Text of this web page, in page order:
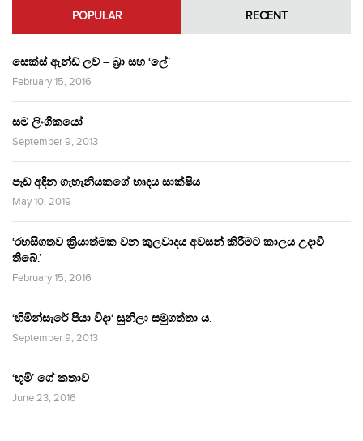
POPULAR RECENT
සෙක්ස් ඇන්ඩ් ලව් – බ්‍රා සහ ‘ලේ’
February 15, 2016
සම ලිංගිකයෝ
September 9, 2013
පෑඩ් අඳින ගැහැනියකගේ හෘදය සාක්ෂිය
May 10, 2019
‘රහසිගතව ක්‍රියාත්මක වන කුලවාදය අවසන් කිරීමට කාලය උදාවී
තිබේ.’
February 15, 2016
‘හිමින්සැරේ පියා විදා‘ සුනිලා සමුගත්තා ය.
September 9, 2013
‘භූමි’ ගේ කතාව
June 23, 2016